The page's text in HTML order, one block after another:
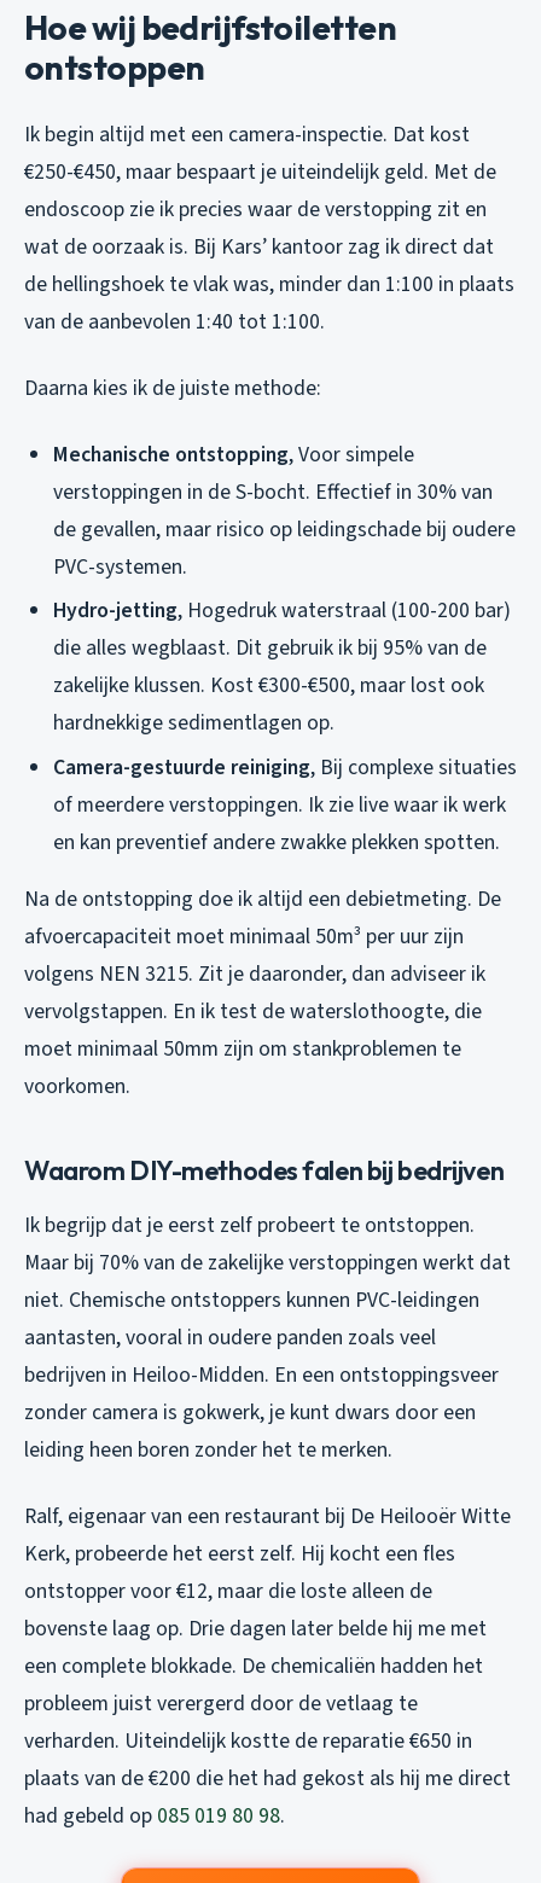
Hoe wij bedrijfstoiletten
ontstoppen
Ik begin altijd met een camera-inspectie. Dat kost
€250-€450, maar bespaart je uiteindelijk geld. Met de
endoscoop zie ik precies waar de verstopping zit en
wat de oorzaak is. Bij Kars’ kantoor zag ik direct dat
de hellingshoek te vlak was, minder dan 1:100 in plaats
van de aanbevolen 1:40 tot 1:100.
Daarna kies ik de juiste methode:
Mechanische ontstopping, Voor simpele
verstoppingen in de S-bocht. Effectief in 30% van
de gevallen, maar risico op leidingschade bij oudere
PVC-systemen.
Hydro-jetting, Hogedruk waterstraal (100-200 bar)
die alles wegblaast. Dit gebruik ik bij 95% van de
zakelijke klussen. Kost €300-€500, maar lost ook
hardnekkige sedimentlagen op.
Camera-gestuurde reiniging, Bij complexe situaties
of meerdere verstoppingen. Ik zie live waar ik werk
en kan preventief andere zwakke plekken spotten.
Na de ontstopping doe ik altijd een debietmeting. De
afvoercapaciteit moet minimaal 50m³ per uur zijn
volgens NEN 3215. Zit je daaronder, dan adviseer ik
vervolgstappen. En ik test de waterslothoogte, die
moet minimaal 50mm zijn om stankproblemen te
voorkomen.
Waarom DIY-methodes falen bij bedrijven
Ik begrijp dat je eerst zelf probeert te ontstoppen.
Maar bij 70% van de zakelijke verstoppingen werkt dat
niet. Chemische ontstoppers kunnen PVC-leidingen
aantasten, vooral in oudere panden zoals veel
bedrijven in Heiloo-Midden. En een ontstoppingsveer
zonder camera is gokwerk, je kunt dwars door een
leiding heen boren zonder het te merken.
Ralf, eigenaar van een restaurant bij De Heilooër Witte
Kerk, probeerde het eerst zelf. Hij kocht een fles
ontstopper voor €12, maar die loste alleen de
bovenste laag op. Drie dagen later belde hij me met
een complete blokkade. De chemicaliën hadden het
probleem juist verergerd door de vetlaag te
verharden. Uiteindelijk kostte de reparatie €650 in
plaats van de €200 die het had gekost als hij me direct
had gebeld op 085 019 80 98.